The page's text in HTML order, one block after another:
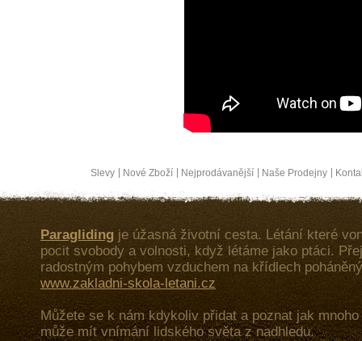
Slevy Nové Zboží Nejprodávanější Naše Prodejny
Paragliding je úžasná životní cesta. Létání které
pocit svobody a volnosti, když létáme jako ptáci.
radostným pohybem vzduchem na křídlech
www.zakladni-skola-letani.cz
Můžete se k nám kdykoliv přidat a poznat jak
může mít vnímání lidského světa z nadhledu.